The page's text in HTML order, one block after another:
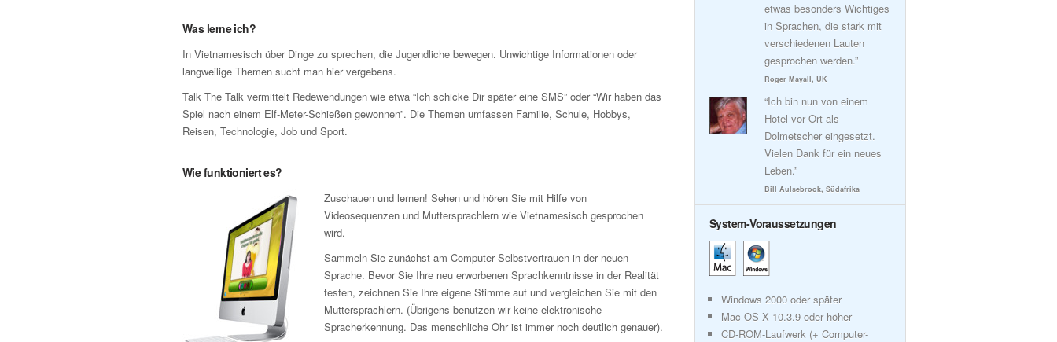
Was lerne ich?
In Vietnamesisch über Dinge zu sprechen, die Jugendliche bewegen. Unwichtige Informationen oder
langweilige Themen sucht man hier vergebens.
Talk The Talk vermittelt Redewendungen wie etwa “Ich schicke Dir später eine SMS” oder “Wir haben das
Spiel nach einem Elf-Meter-Schießen gewonnen”. Die Themen umfassen Familie, Schule, Hobbys,
Reisen, Technologie, Job und Sport.
Wie funktioniert es?
Zuschauen und lernen! Sehen und hören Sie mit Hilfe von
Videosequenzen und Muttersprachlern wie Vietnamesisch gesprochen
wird.
Sammeln Sie zunächst am Computer Selbstvertrauen in der neuen
Sprache. Bevor Sie Ihre neu erworbenen Sprachkenntnisse in der Realität
testen, zeichnen Sie Ihre eigene Stimme auf und vergleichen Sie mit den
Muttersprachlern. (Übrigens benutzen wir keine elektronische
Spracherkennung. Das menschliche Ohr ist immer noch deutlich genauer).
etwas besonders Wichtiges
in Sprachen, die stark mit
verschiedenen Lauten
gesprochen werden.”
Roger Mayall, UK
“Ich bin nun von einem
Hotel vor Ort als
Dolmetscher eingesetzt.
Vielen Dank für ein neues
Leben.”
Bill Aulsebrook, Südafrika
System-Voraussetzungen
Windows 2000 oder später
Mac OS X 10.3.9 oder höher
CD-ROM-Laufwerk (+ Computer-